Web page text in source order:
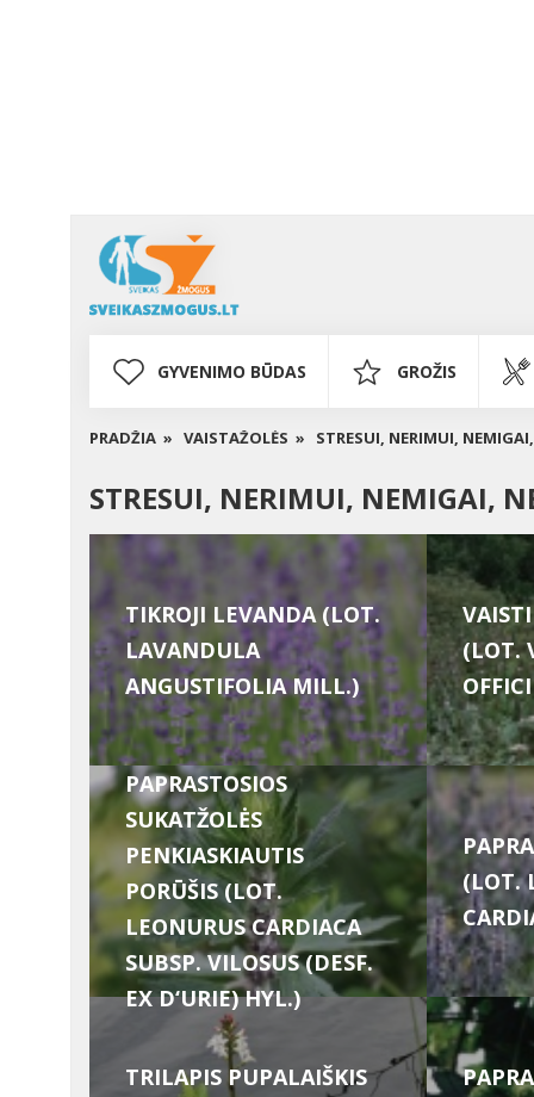
GYVENIMO BŪDAS GROŽIS
PRADŽIA » VAISTAŽOLĖS » STRESUI, NERIMUI,
STRESUI, NERIMUI, NEMIGAI,
TIKROJI LEVANDA (LOT.
LAVANDULA
ANGUSTIFOLIA MILL.)
(LOT.
PAPRASTOSIOS
SUKATŽOLĖS
PENKIASKIAUTIS
PORŪŠIS (LOT.
LEONURUS CARDIACA
SUBSP. VILOSUS (DESF.
EX D‘URIE) HYL.)
(LOT.
TRILAPIS PUPALAIŠKIS